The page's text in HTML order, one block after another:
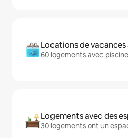
Locations de
60 logements avec piscine
Logements avec des
30 logements ont un